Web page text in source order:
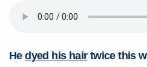
Hedyed his hairtwice this